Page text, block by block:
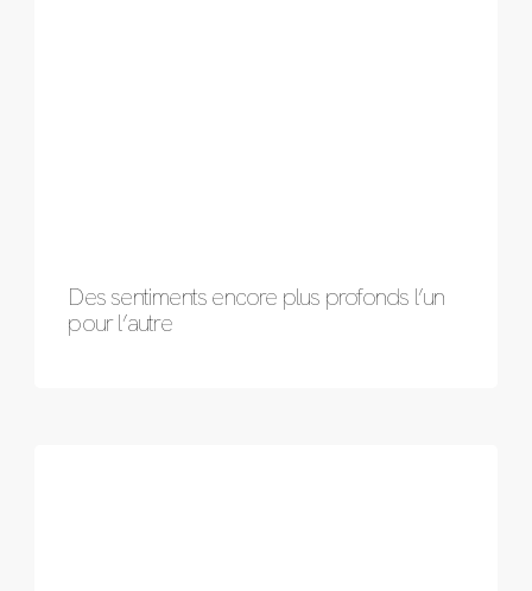
Des sentiments encore plus profonds l’un
pour l’autre